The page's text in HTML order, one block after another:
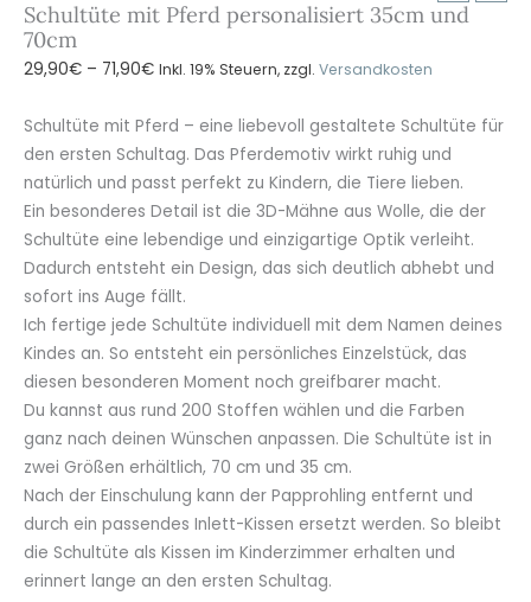
Schultüte mit Pferd personalisiert 35cm und
70cm
29,90€ – 71,90€Preisspanne:
bis
71,90€
Inkl. 19% Steuern, zzgl. Versandkosten
Schultüte mit Pferd – eine liebevoll gestaltete Schultüte für
den ersten Schultag. Das Pferdemotiv wirkt ruhig und
natürlich und passt perfekt zu Kindern, die Tiere lieben.
Ein besonderes Detail ist die 3D-Mähne aus Wolle, die der
Schultüte eine lebendige und einzigartige Optik verleiht.
Dadurch entsteht ein Design, das sich deutlich abhebt und
sofort ins Auge fällt.
Ich fertige jede Schultüte individuell mit dem Namen deines
Kindes an. So entsteht ein persönliches Einzelstück, das
diesen besonderen Moment noch greifbarer macht.
Du kannst aus rund 200 Stoffen wählen und die Farben
ganz nach deinen Wünschen anpassen. Die Schultüte ist in
zwei Größen erhältlich, 70 cm und 35 cm.
Nach der Einschulung kann der Papprohling entfernt und
durch ein passendes Inlett-Kissen ersetzt werden. So bleibt
die Schultüte als Kissen im Kinderzimmer erhalten und
erinnert lange an den ersten Schultag.